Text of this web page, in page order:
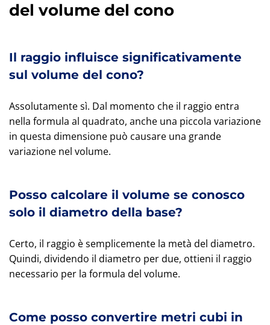
del volume del cono
Il raggio influisce significativamente
sul volume del cono?
Assolutamente sì. Dal momento che il raggio entra
nella formula al quadrato, anche una piccola variazione
in questa dimensione può causare una grande
variazione nel volume.
Posso calcolare il volume se conosco
solo il diametro della base?
Certo, il raggio è semplicemente la metà del diametro.
Quindi, dividendo il diametro per due, ottieni il raggio
necessario per la formula del volume.
Come posso convertire metri cubi in